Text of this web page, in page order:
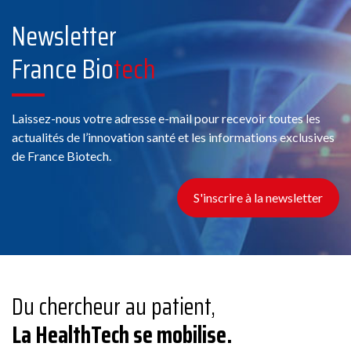
Newsletter
France Biotech
Laissez-nous votre adresse e-mail pour recevoir toutes les
actualités de l’innovation santé et les informations exclusives
de France Biotech.
S'inscrire à la newsletter
Du chercheur au patient,
La HealthTech se mobilise.